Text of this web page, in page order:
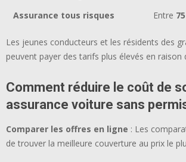
Assurance tous risques Entre
Les jeunes conducteurs et les résidents des
peuvent payer des tarifs plus élevés en raison
Comment réduire le coût de
assurance voiture sans
Comparer les offres en ligne : Les
de trouver la meilleure couverture au prix le